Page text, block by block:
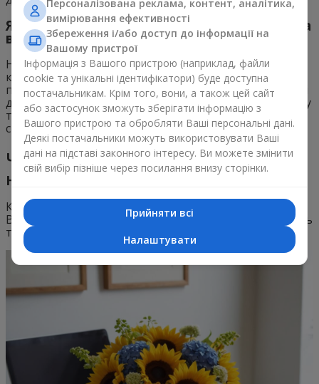
Як квіти впливають на психічне здоров’я та
внутрішній баланс?
Наукові дослідження підтверджують, що взаємодія з
квітами допомагає зменшити рівень стресу та
підвищити почуття щастя. Крім того, квіти в інтер’єрі
для підняття настрою створюють атмосферу затишку
та гармонії, що сприяє збереженню внутрішнього
спокою.
Чи можуть квіти поліпшити
настрій на роботі?
Квіти мають значний вплив на робочу атмосферу.
Вони здатні підвищити продуктивність, креативність
та загальний настрій колективу.
Персоналізована реклама, контент, аналітика,
вимірювання ефективності
Збереження і/або доступ до інформації на
Вашому пристрої
Інформація з Вашого пристрою (наприклад, файли
cookie та унікальні ідентифікатори) буде доступна
постачальникам. Крім того, вони, а також цей сайт
або застосунок зможуть зберігати інформацію з
Вашого пристрою та обробляти Ваші персональні дані.
Деякі постачальники можуть використовувати Ваші
дані на підставі законного інтересу. Ви можете змінити
свій вибір пізніше через посилання внизу сторінки.
Прийняти всі
Налаштувати